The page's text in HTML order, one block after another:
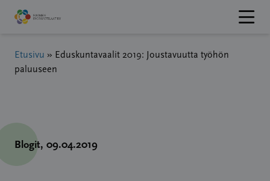
Hyppää
sisältöön
Etusivu » Eduskuntavaalit 2019: Joustavuutta työhön
paluuseen
Blogit, 09.04.2019